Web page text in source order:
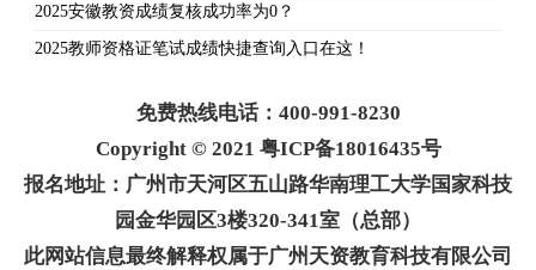
2025安徽教资成绩复核成功率为0？
2025教师资格证笔试成绩快捷查询入口在这！
免费热线电话：400-991-8230
Copyright © 2021 粤ICP备18016435号
报名地址：广州市天河区五山路华南理工大学国家科技
园金华园区3楼320-341室（总部）
此网站信息最终解释权属于广州天资教育科技有限公司